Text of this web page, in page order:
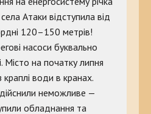
Атаки відступила від
120–150 метрів!
насоси буквально
Місто на початку липня
води в кранах.
неможливе —
обладнання та